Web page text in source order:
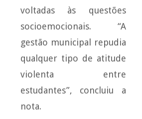
voltadas às questões
socioemocionais. “A
gestão municipal repudia
qualquer tipo de atitude
violenta entre
estudantes”, concluiu a
nota.